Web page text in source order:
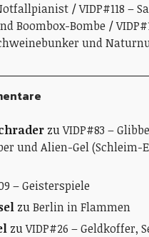
VIDP#118 –
Boombox-Bombe
und
zuVIDP#83 –
und Alien-Gel
– Geisterspiele
zuBerlin in Flammen
zuVIDP#26 – Geldkoffer,